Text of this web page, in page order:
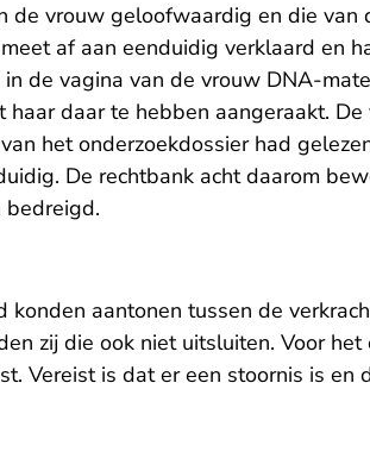
de vrouw geloofwaardig en die van
af aan eenduidig verklaard en
de vagina van de vrouw DNA-
daar te hebben aangeraakt.
het onderzoekdossier had
De rechtbank acht daarom
bedreigd.
aantonen tussen de
zij die ook niet uitsluiten. Voor
Vereist is dat er een stoornis is en